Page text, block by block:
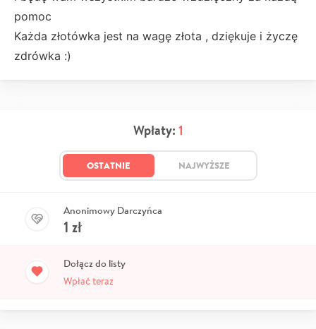
pomoc
Każda złotówka jest na wagę złota , dziękuje i życzę
zdrówka :)
Wpłaty: 1
OSTATNIE NAJWYŻSZE
Anonimowy Darczyńca
1 zł
Dołącz do listy
Wpłać teraz